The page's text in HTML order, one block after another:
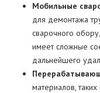
Мобильные
для демонтажа
сварочного
имеет сложные
дальнейшего
материалов,